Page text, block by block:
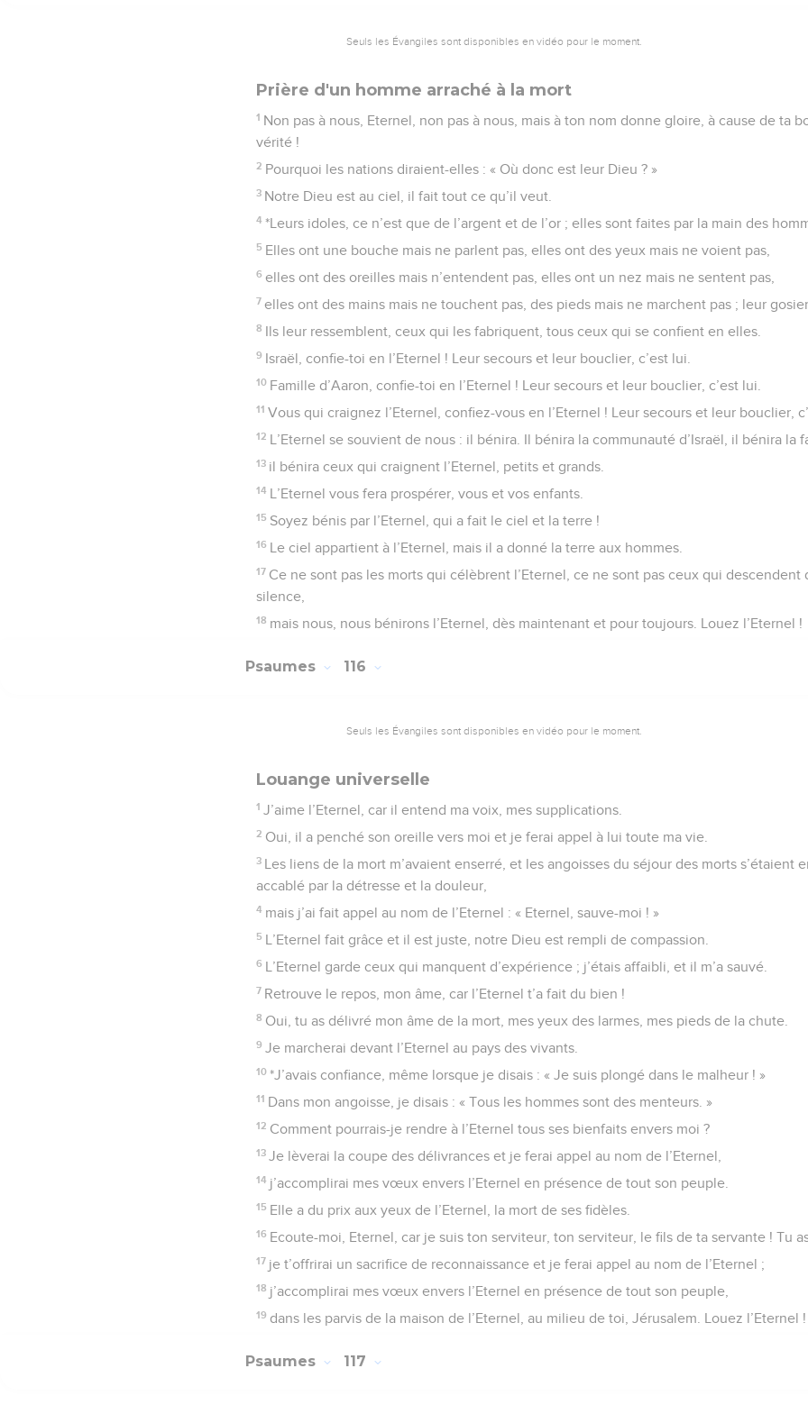
Seuls les Évangiles sont disponibles en vidéo pour le moment.
Prière d'un homme arraché à la mort
1 Non pas à nous, Eternel, non pas à nous, mais à ton nom donne gloire, à cause de ta
vérité !
2 Pourquoi les nations diraient-elles : « Où donc est leur Dieu ? »
3 Notre Dieu est au ciel, il fait tout ce qu’il veut.
4 *Leurs idoles, ce n’est que de l’argent et de l’or ; elles sont faites par la main des
5 Elles ont une bouche mais ne parlent pas, elles ont des yeux mais ne voient pas,
6 elles ont des oreilles mais n’entendent pas, elles ont un nez mais ne sentent pas,
7 elles ont des mains mais ne touchent pas, des pieds mais ne marchent pas ; leur
8 Ils leur ressemblent, ceux qui les fabriquent, tous ceux qui se confient en elles.
9 Israël, confie-toi en l’Eternel ! Leur secours et leur bouclier, c’est lui.
10 Famille d’Aaron, confie-toi en l’Eternel ! Leur secours et leur bouclier, c’est lui.
11 Vous qui craignez l’Eternel, confiez-vous en l’Eternel ! Leur secours et leur bouclier,
12 L’Eternel se souvient de nous : il bénira. Il bénira la communauté d’Israël, il bénira la
13 il bénira ceux qui craignent l’Eternel, petits et grands.
14 L’Eternel vous fera prospérer, vous et vos enfants.
15 Soyez bénis par l’Eternel, qui a fait le ciel et la terre !
16 Le ciel appartient à l’Eternel, mais il a donné la terre aux hommes.
17 Ce ne sont pas les morts qui célèbrent l’Eternel, ce ne sont pas ceux qui descendent
silence,
18 mais nous, nous bénirons l’Eternel, dès maintenant et pour toujours. Louez l’Eternel !
Psaumes 116
Seuls les Évangiles sont disponibles en vidéo pour le moment.
Louange universelle
1 J’aime l’Eternel, car il entend ma voix, mes supplications.
2 Oui, il a penché son oreille vers moi et je ferai appel à lui toute ma vie.
3 Les liens de la mort m’avaient enserré, et les angoisses du séjour des morts s’étaient
accablé par la détresse et la douleur,
4 mais j’ai fait appel au nom de l’Eternel : « Eternel, sauve-moi ! »
5 L’Eternel fait grâce et il est juste, notre Dieu est rempli de compassion.
6 L’Eternel garde ceux qui manquent d’expérience ; j’étais affaibli, et il m’a sauvé.
7 Retrouve le repos, mon âme, car l’Eternel t’a fait du bien !
8 Oui, tu as délivré mon âme de la mort, mes yeux des larmes, mes pieds de la chute.
9 Je marcherai devant l’Eternel au pays des vivants.
10 *J’avais confiance, même lorsque je disais : « Je suis plongé dans le malheur ! »
11 Dans mon angoisse, je disais : « Tous les hommes sont des menteurs. »
12 Comment pourrais-je rendre à l’Eternel tous ses bienfaits envers moi ?
13 Je lèverai la coupe des délivrances et je ferai appel au nom de l’Eternel,
14 j’accomplirai mes vœux envers l’Eternel en présence de tout son peuple.
15 Elle a du prix aux yeux de l’Eternel, la mort de ses fidèles.
16 Ecoute-moi, Eternel, car je suis ton serviteur, ton serviteur, le fils de ta servante ! Tu
17 je t’offrirai un sacrifice de reconnaissance et je ferai appel au nom de l’Eternel ;
18 j’accomplirai mes vœux envers l’Eternel en présence de tout son peuple,
19 dans les parvis de la maison de l’Eternel, au milieu de toi, Jérusalem. Louez l’Eternel !
Psaumes 117